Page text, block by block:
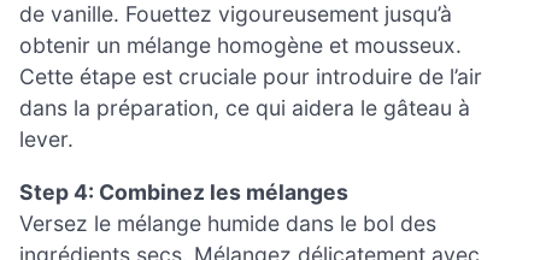
de vanille. Fouettez vigoureusement jusqu’à
obtenir un mélange homogène et mousseux.
Cette étape est cruciale pour introduire de l’air
dans la préparation, ce qui aidera le gâteau à
lever.
Step 4: Combinez les mélanges
Versez le mélange humide dans le bol des
ingrédients secs. Mélangez délicatement avec